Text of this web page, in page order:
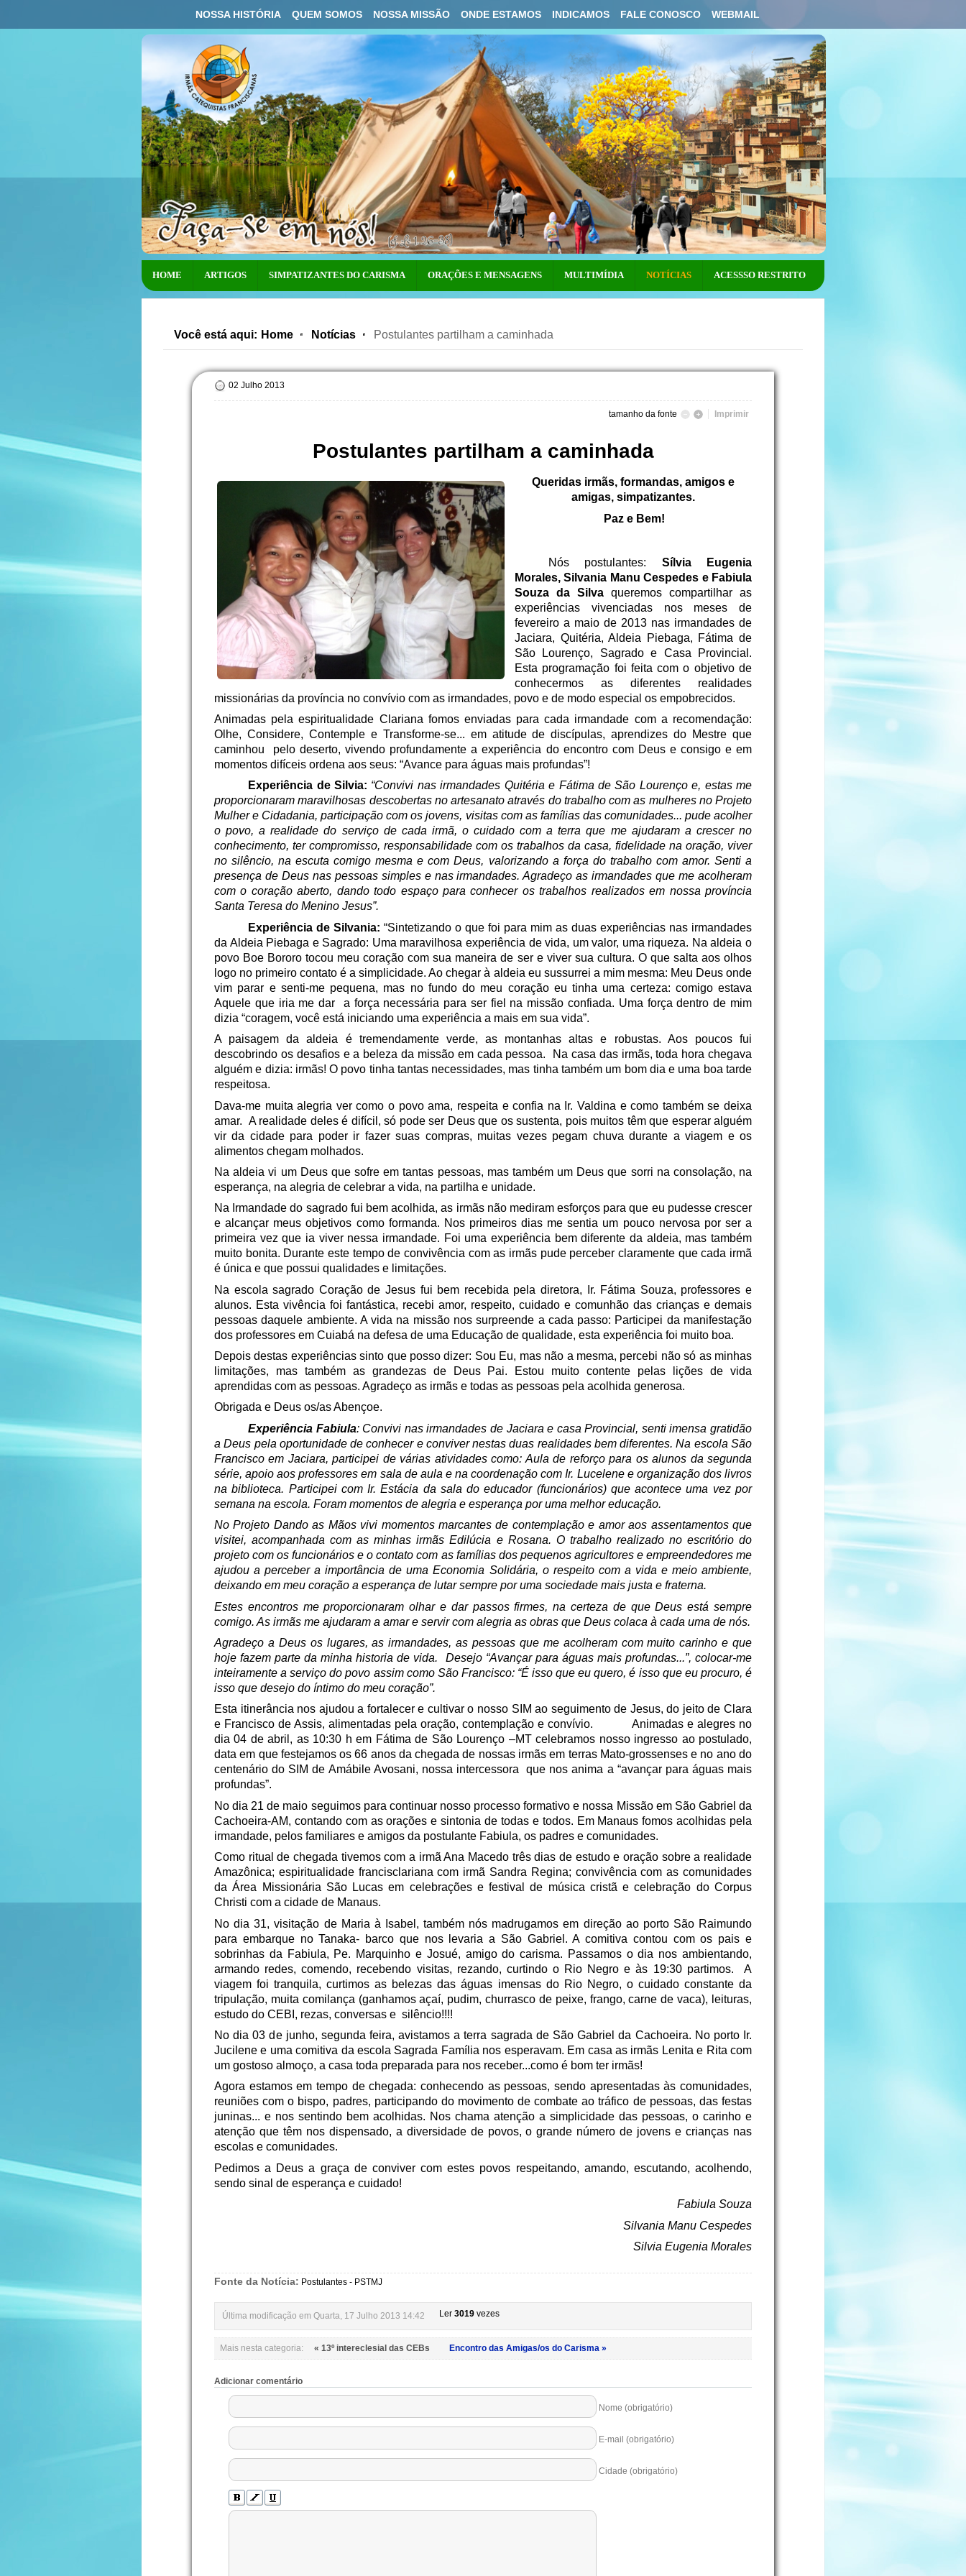
NOSSA HISTÓRIA QUEM SOMOS NOSSA MISSÃO ONDE ESTAMOS INDICAMOS FALE CONOSCO WEBMAIL
HOME ARTIGOS SIMPATIZANTES DO CARISMA ORAÇÕES E MENSAGENS MULTIMÍDIA NOTÍCIAS ACESSSO RESTRITO
Você está aqui: Home Notícias Postulantes partilham a caminhada
02 Julho 2013
tamanho da fonte Imprimir
Postulantes partilham a caminhada
Queridas irmãs, formandas, amigos e
amigas, simpatizantes.
Paz e Bem!
Nós postulantes: Sílvia Eugenia
Morales, Silvania Manu Cespedes e Fabiula
Souza da Silva queremos compartilhar as
experiências vivenciadas nos meses de
fevereiro a maio de 2013 nas irmandades de
Jaciara, Quitéria, Aldeia Piebaga, Fátima de
São Lourenço, Sagrado e Casa Provincial.
Esta programação foi feita com o objetivo de
conhecermos as diferentes realidades
missionárias da província no convívio com as irmandades, povo e de modo especial os empobrecidos.
Animadas pela espiritualidade Clariana fomos enviadas para cada irmandade com a recomendação:
Olhe, Considere, Contemple e Transforme-se... em atitude de discípulas, aprendizes do Mestre que
caminhou pelo deserto, vivendo profundamente a experiência do encontro com Deus e consigo e em
momentos difíceis ordena aos seus: “Avance para águas mais profundas”!
Experiência de Silvia: “Convivi nas irmandades Quitéria e Fátima de São Lourenço e, estas me
proporcionaram maravilhosas descobertas no artesanato através do trabalho com as mulheres no Projeto
Mulher e Cidadania, participação com os jovens, visitas com as famílias das comunidades... pude acolher
o povo, a realidade do serviço de cada irmã, o cuidado com a terra que me ajudaram a crescer no
conhecimento, ter compromisso, responsabilidade com os trabalhos da casa, fidelidade na oração, viver
no silêncio, na escuta comigo mesma e com Deus, valorizando a força do trabalho com amor. Senti a
presença de Deus nas pessoas simples e nas irmandades. Agradeço as irmandades que me acolheram
com o coração aberto, dando todo espaço para conhecer os trabalhos realizados em nossa província
Santa Teresa do Menino Jesus”.
Experiência de Silvania: “Sintetizando o que foi para mim as duas experiências nas irmandades
da Aldeia Piebaga e Sagrado: Uma maravilhosa experiência de vida, um valor, uma riqueza. Na aldeia o
povo Boe Bororo tocou meu coração com sua maneira de ser e viver sua cultura. O que salta aos olhos
logo no primeiro contato é a simplicidade. Ao chegar à aldeia eu sussurrei a mim mesma: Meu Deus onde
vim parar e senti-me pequena, mas no fundo do meu coração eu tinha uma certeza: comigo estava
Aquele que iria me dar a força necessária para ser fiel na missão confiada. Uma força dentro de mim
dizia “coragem, você está iniciando uma experiência a mais em sua vida”.
A paisagem da aldeia é tremendamente verde, as montanhas altas e robustas. Aos poucos fui
descobrindo os desafios e a beleza da missão em cada pessoa. Na casa das irmãs, toda hora chegava
alguém e dizia: irmãs! O povo tinha tantas necessidades, mas tinha também um bom dia e uma boa tarde
respeitosa.
Dava-me muita alegria ver como o povo ama, respeita e confia na Ir. Valdina e como também se deixa
amar. A realidade deles é difícil, só pode ser Deus que os sustenta, pois muitos têm que esperar alguém
vir da cidade para poder ir fazer suas compras, muitas vezes pegam chuva durante a viagem e os
alimentos chegam molhados.
Na aldeia vi um Deus que sofre em tantas pessoas, mas também um Deus que sorri na consolação, na
esperança, na alegria de celebrar a vida, na partilha e unidade.
Na Irmandade do sagrado fui bem acolhida, as irmãs não mediram esforços para que eu pudesse crescer
e alcançar meus objetivos como formanda. Nos primeiros dias me sentia um pouco nervosa por ser a
primeira vez que ia viver nessa irmandade. Foi uma experiência bem diferente da aldeia, mas também
muito bonita. Durante este tempo de convivência com as irmãs pude perceber claramente que cada irmã
é única e que possui qualidades e limitações.
Na escola sagrado Coração de Jesus fui bem recebida pela diretora, Ir. Fátima Souza, professores e
alunos. Esta vivência foi fantástica, recebi amor, respeito, cuidado e comunhão das crianças e demais
pessoas daquele ambiente. A vida na missão nos surpreende a cada passo: Participei da manifestação
dos professores em Cuiabá na defesa de uma Educação de qualidade, esta experiência foi muito boa.
Depois destas experiências sinto que posso dizer: Sou Eu, mas não a mesma, percebi não só as minhas
limitações, mas também as grandezas de Deus Pai. Estou muito contente pelas lições de vida
aprendidas com as pessoas. Agradeço as irmãs e todas as pessoas pela acolhida generosa.
Obrigada e Deus os/as Abençoe.
Experiência Fabiula: Convivi nas irmandades de Jaciara e casa Provincial, senti imensa gratidão
a Deus pela oportunidade de conhecer e conviver nestas duas realidades bem diferentes. Na escola São
Francisco em Jaciara, participei de várias atividades como: Aula de reforço para os alunos da segunda
série, apoio aos professores em sala de aula e na coordenação com Ir. Lucelene e organização dos livros
na biblioteca. Participei com Ir. Estácia da sala do educador (funcionários) que acontece uma vez por
semana na escola. Foram momentos de alegria e esperança por uma melhor educação.
No Projeto Dando as Mãos vivi momentos marcantes de contemplação e amor aos assentamentos que
visitei, acompanhada com as minhas irmãs Edilúcia e Rosana. O trabalho realizado no escritório do
projeto com os funcionários e o contato com as famílias dos pequenos agricultores e empreendedores me
ajudou a perceber a importância de uma Economia Solidária, o respeito com a vida e meio ambiente,
deixando em meu coração a esperança de lutar sempre por uma sociedade mais justa e fraterna.
Estes encontros me proporcionaram olhar e dar passos firmes, na certeza de que Deus está sempre
comigo. As irmãs me ajudaram a amar e servir com alegria as obras que Deus colaca à cada uma de nós.
Agradeço a Deus os lugares, as irmandades, as pessoas que me acolheram com muito carinho e que
hoje fazem parte da minha historia de vida. Desejo “Avançar para águas mais profundas...”, colocar-me
inteiramente a serviço do povo assim como São Francisco: “É isso que eu quero, é isso que eu procuro, é
isso que desejo do íntimo do meu coração”.
Esta itinerância nos ajudou a fortalecer e cultivar o nosso SIM ao seguimento de Jesus, do jeito de Clara
e Francisco de Assis, alimentadas pela oração, contemplação e convívio. Animadas e alegres no
dia 04 de abril, as 10:30 h em Fátima de São Lourenço –MT celebramos nosso ingresso ao postulado,
data em que festejamos os 66 anos da chegada de nossas irmãs em terras Mato-grossenses e no ano do
centenário do SIM de Amábile Avosani, nossa intercessora que nos anima a “avançar para águas mais
profundas”.
No dia 21 de maio seguimos para continuar nosso processo formativo e nossa Missão em São Gabriel da
Cachoeira-AM, contando com as orações e sintonia de todas e todos. Em Manaus fomos acolhidas pela
irmandade, pelos familiares e amigos da postulante Fabiula, os padres e comunidades.
Como ritual de chegada tivemos com a irmã Ana Macedo três dias de estudo e oração sobre a realidade
Amazônica; espiritualidade francisclariana com irmã Sandra Regina; convivência com as comunidades
da Área Missionária São Lucas em celebrações e festival de música cristã e celebração do Corpus
Christi com a cidade de Manaus.
No dia 31, visitação de Maria à Isabel, também nós madrugamos em direção ao porto São Raimundo
para embarque no Tanaka- barco que nos levaria a São Gabriel. A comitiva contou com os pais e
sobrinhas da Fabiula, Pe. Marquinho e Josué, amigo do carisma. Passamos o dia nos ambientando,
armando redes, comendo, recebendo visitas, rezando, curtindo o Rio Negro e às 19:30 partimos. A
viagem foi tranquila, curtimos as belezas das águas imensas do Rio Negro, o cuidado constante da
tripulação, muita comilança (ganhamos açaí, pudim, churrasco de peixe, frango, carne de vaca), leituras,
estudo do CEBI, rezas, conversas e silêncio!!!!
No dia 03 de junho, segunda feira, avistamos a terra sagrada de São Gabriel da Cachoeira. No porto Ir.
Jucilene e uma comitiva da escola Sagrada Família nos esperavam. Em casa as irmãs Lenita e Rita com
um gostoso almoço, a casa toda preparada para nos receber...como é bom ter irmãs!
Agora estamos em tempo de chegada: conhecendo as pessoas, sendo apresentadas às comunidades,
reuniões com o bispo, padres, participando do movimento de combate ao tráfico de pessoas, das festas
juninas... e nos sentindo bem acolhidas. Nos chama atenção a simplicidade das pessoas, o carinho e
atenção que têm nos dispensado, a diversidade de povos, o grande número de jovens e crianças nas
escolas e comunidades.
Pedimos a Deus a graça de conviver com estes povos respeitando, amando, escutando, acolhendo,
sendo sinal de esperança e cuidado!
Fabiula Souza
Silvania Manu Cespedes
Silvia Eugenia Morales
Fonte da Notícia: Postulantes - PSTMJ
Ler 3019 vezes
Última modificação em Quarta, 17 Julho 2013 14:42
Mais nesta categoria: « 13º intereclesial das CEBs Encontro das Amigas/os do Carisma »
Adicionar comentário
Nome (obrigatório)
E-mail (obrigatório)
Cidade (obrigatório)